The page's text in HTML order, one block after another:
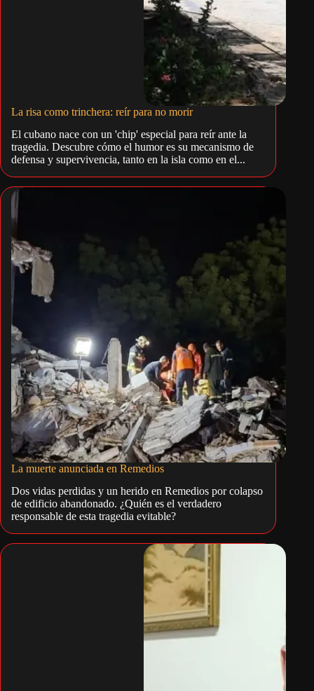
La risa como trinchera: reír para no morir
El cubano nace con un 'chip' especial para reír ante la
tragedia. Descubre cómo el humor es su mecanismo de
defensa y supervivencia, tanto en la isla como en el...
La muerte anunciada en Remedios
Dos vidas perdidas y un herido en Remedios por colapso
de edificio abandonado. ¿Quién es el verdadero
responsable de esta tragedia evitable?